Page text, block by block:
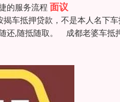
的服务流程 面议
车抵押贷款，不是本人名下
还,随抵随取。 成都老婆车抵